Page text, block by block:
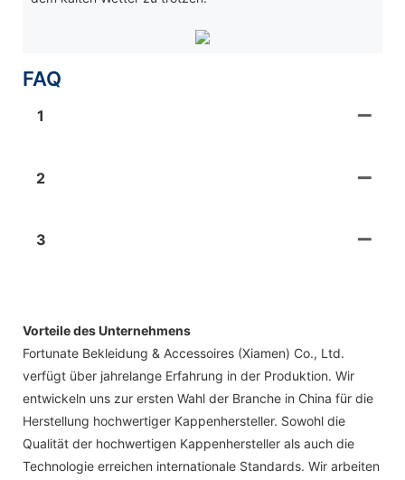
FAQ
1
2
3
Vorteile des Unternehmens
Fortunate Bekleidung & Accessoires (Xiamen) Co., Ltd.
verfügt über jahrelange Erfahrung in der Produktion. Wir
entwickeln uns zur ersten Wahl der Branche in China für die
Herstellung hochwertiger Kappenhersteller. Sowohl die
Qualität der hochwertigen Kappenhersteller als auch die
Technologie erreichen internationale Standards. Wir arbeiten